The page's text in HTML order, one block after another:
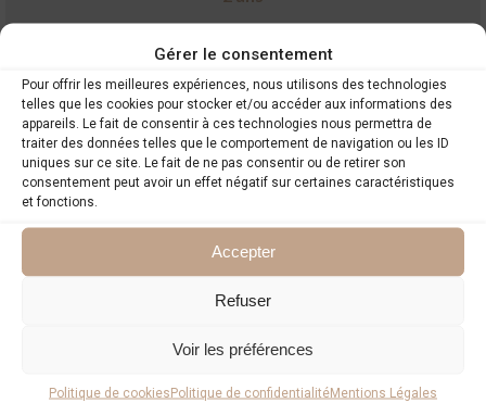
Gérer le consentement
Pour offrir les meilleures expériences, nous utilisons des technologies
telles que les cookies pour stocker et/ou accéder aux informations des
appareils. Le fait de consentir à ces technologies nous permettra de
traiter des données telles que le comportement de navigation ou les ID
uniques sur ce site. Le fait de ne pas consentir ou de retirer son
consentement peut avoir un effet négatif sur certaines caractéristiques
et fonctions.
Accepter
Refuser
Voir les préférences
Politique de cookiesPolitique de confidentialitéMentions Légales
2 ans